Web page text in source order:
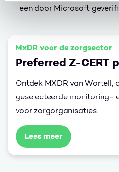
een door Microsoft
MxDR voor de zorgsector
Preferred Z-CERT
Ontdek MXDR van Wortell,
geselecteerde monitoring-
voor zorgorganisaties.
Lees meer